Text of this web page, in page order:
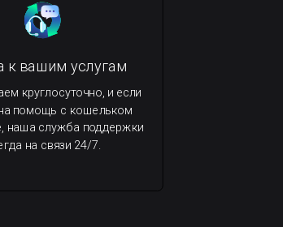
к вашим услугам
круглосуточно, и если
помощь с кошельком
наша служба поддержки
на связи 24/7.